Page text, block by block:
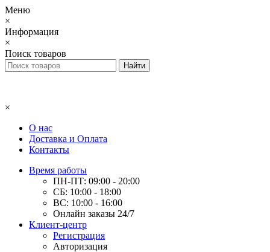
Меню
×
Информация
×
Поиск товаров
×
О нас
Доставка и Оплата
Контакты
Время работы
ПН-ПТ: 09:00 - 20:00
СБ: 10:00 - 18:00
ВС: 10:00 - 16:00
Онлайн заказы 24/7
Клиент-центр
Регистрация
Авторизация